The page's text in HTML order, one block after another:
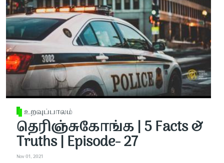
உறவுப்பாலம்
தெரிஞ்சுகோங்க | 5 Facts &
Truths | Episode- 27
Nov 01, 2021